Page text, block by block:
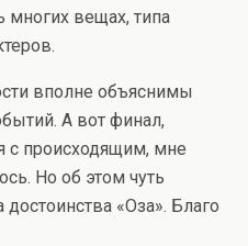
многих вещах, типа
вполне объяснимы
А вот финал,
происходящим, мне
Но об этом чуть
«Оза». Благо